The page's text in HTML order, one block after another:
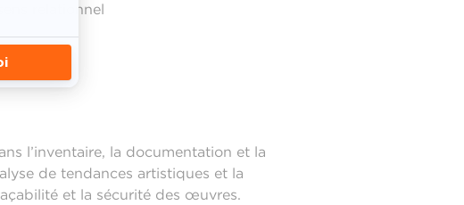
relationnel
l’inventaire, la documentation et la
de tendances artistiques et la
et la sécurité des œuvres.